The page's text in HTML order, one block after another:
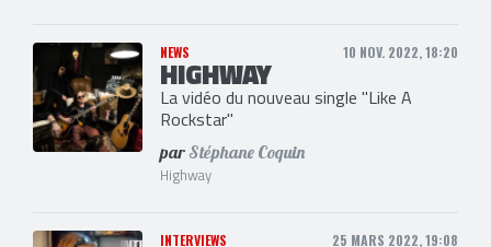
NEWS 10 NOV. 2022, 18:20
HIGHWAY
La vidéo du nouveau single "Like A
Rockstar"
par Stéphane Coquin
Highway
INTERVIEWS 25 MARS 2022, 19:08